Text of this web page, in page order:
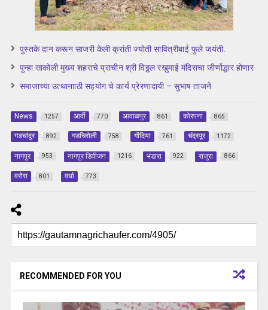
पुस्तके दान करून साजरी केली क्रांती ज्योती सावित्रीबाई फुले जयंती.
पुन्हा साकोली मुख्य शहराचे प्राचीन श्री विठ्ठल रखुमाई मंदिराचा जीर्णोद्धार होणार
समाजाच्या उत्थानााठी सहयोग चे कार्य प्रेरणादायी – सुभाष ताजने
News 1257 आर्वी 770 आवाळपुर 861 कोरपना 865
गडचांदुर 892 गडचिरोली 758 गोंदिया 761 चंद्रपूर 1172
नागपुर 953 नागपुर डिवीजन 1216 भंडारा 922 राजुरा 866
वरोरा 801 वर्धा 773
RECOMMENDED FOR YOU